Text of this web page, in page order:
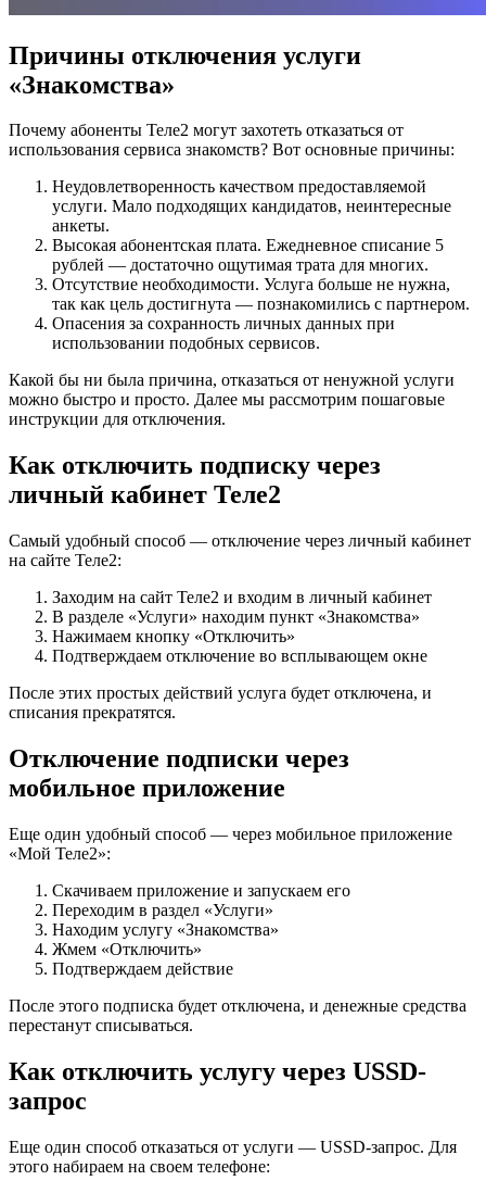
Причины отключения услуги
«Знакомства»
Почему абоненты Теле2 могут захотеть отказаться от
использования сервиса знакомств? Вот основные причины:
Неудовлетворенность качеством предоставляемой
услуги. Мало подходящих кандидатов, неинтересные
анкеты.
Высокая абонентская плата. Ежедневное списание 5
рублей — достаточно ощутимая трата для многих.
Отсутствие необходимости. Услуга больше не нужна,
так как цель достигнута — познакомились с партнером.
Опасения за сохранность личных данных при
использовании подобных сервисов.
Какой бы ни была причина, отказаться от ненужной услуги
можно быстро и просто. Далее мы рассмотрим пошаговые
инструкции для отключения.
Как отключить подписку через
личный кабинет Теле2
Самый удобный способ — отключение через личный кабинет
на сайте Теле2:
Заходим на сайт Теле2 и входим в личный кабинет
В разделе «Услуги» находим пункт «Знакомства»
Нажимаем кнопку «Отключить»
Подтверждаем отключение во всплывающем окне
После этих простых действий услуга будет отключена, и
списания прекратятся.
Отключение подписки через
мобильное приложение
Еще один удобный способ — через мобильное приложение
«Мой Теле2»:
Скачиваем приложение и запускаем его
Переходим в раздел «Услуги»
Находим услугу «Знакомства»
Жмем «Отключить»
Подтверждаем действие
После этого подписка будет отключена, и денежные средства
перестанут списываться.
Как отключить услугу через USSD-
запрос
Еще один способ отказаться от услуги — USSD-запрос. Для
этого набираем на своем телефоне: